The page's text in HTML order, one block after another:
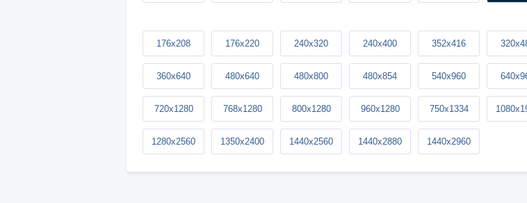
176x208 176x220 240x320 240x400 352x416
360x640 480x640 480x800 480x854 540x960
720x1280 768x1280 800x1280 960x1280 750x1334
1280x2560 1350x2400 1440x2560 1440x2880 1440x2960